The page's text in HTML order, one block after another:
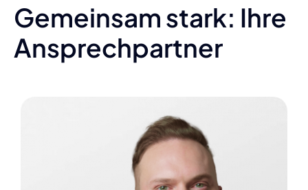
Gemeinsam stark: Ihre
Ansprechpartner